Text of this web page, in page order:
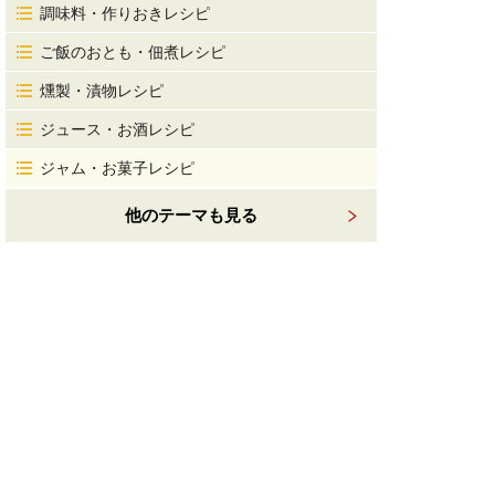
調味料・作りおきレシピ
ご飯のおとも・佃煮レシピ
燻製・漬物レシピ
ジュース・お酒レシピ
ジャム・お菓子レシピ
他のテーマも見る